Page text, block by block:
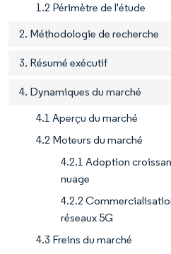
1.2 Périmètre de l'étude
2. Méthodologie de recherche
3. Résumé exécutif
4. Dynamiques du marché
4.1 Aperçu du marché
4.2 Moteurs du marché
4.2.1 Adoption
nuage
4.2.2
réseaux 5G
4.3 Freins du marché